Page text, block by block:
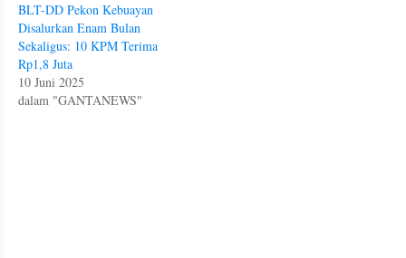
BLT-DD Pekon Kebuayan
Disalurkan Enam Bulan
Sekaligus: 10 KPM Terima
Rp1,8 Juta
10 Juni 2025
dalam "GANTANEWS"